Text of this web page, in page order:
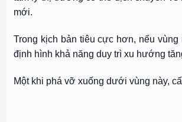
mới.
Trong kịch bản tiêu cực hơn, nếu
định hình khả năng duy trì xu hướng
Một khi phá vỡ xuống dưới vùng này,